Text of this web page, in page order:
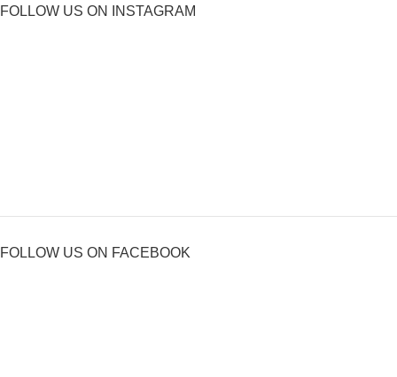
FOLLOW US ON INSTAGRAM
FOLLOW US ON FACEBOOK